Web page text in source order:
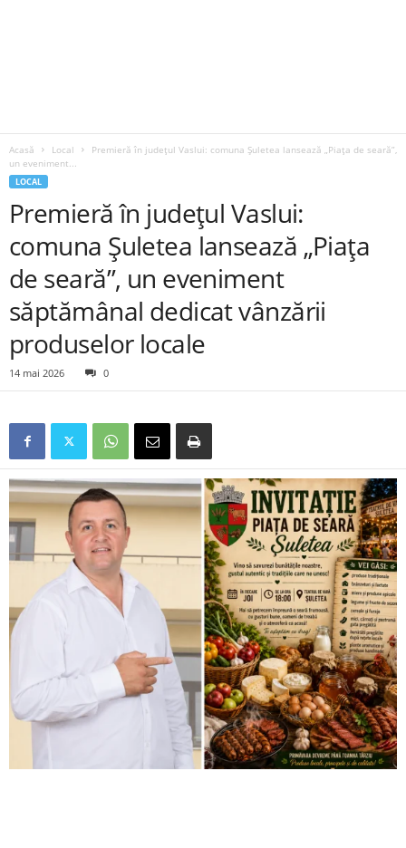
Acasă Local
Premieră în județul Vaslui: comuna Șuletea lansează „Piața de seară”,
un eveniment...
LOCAL
Premieră în județul Vaslui:
comuna Șuletea lansează „Piața
de seară”, un eveniment
săptămânal dedicat vânzării
produselor locale
14 mai 2026 0